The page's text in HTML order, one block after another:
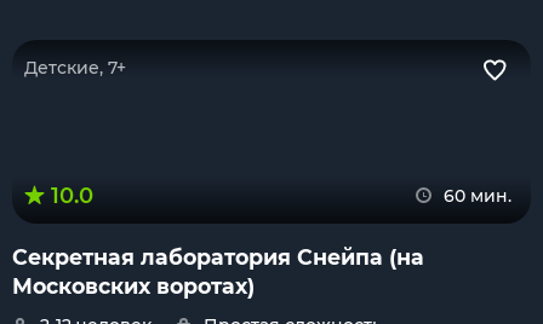
Детские, 7+
10.0 60 мин.
Секретная лаборатория Снейпа (на
Московских воротах)